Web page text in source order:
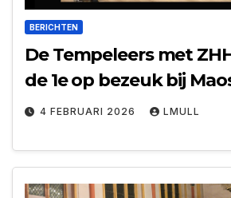
BERICHTEN
De Tempeleers met
de 1e op bezeuk bij
4 FEBRUARI 2026 LMULL